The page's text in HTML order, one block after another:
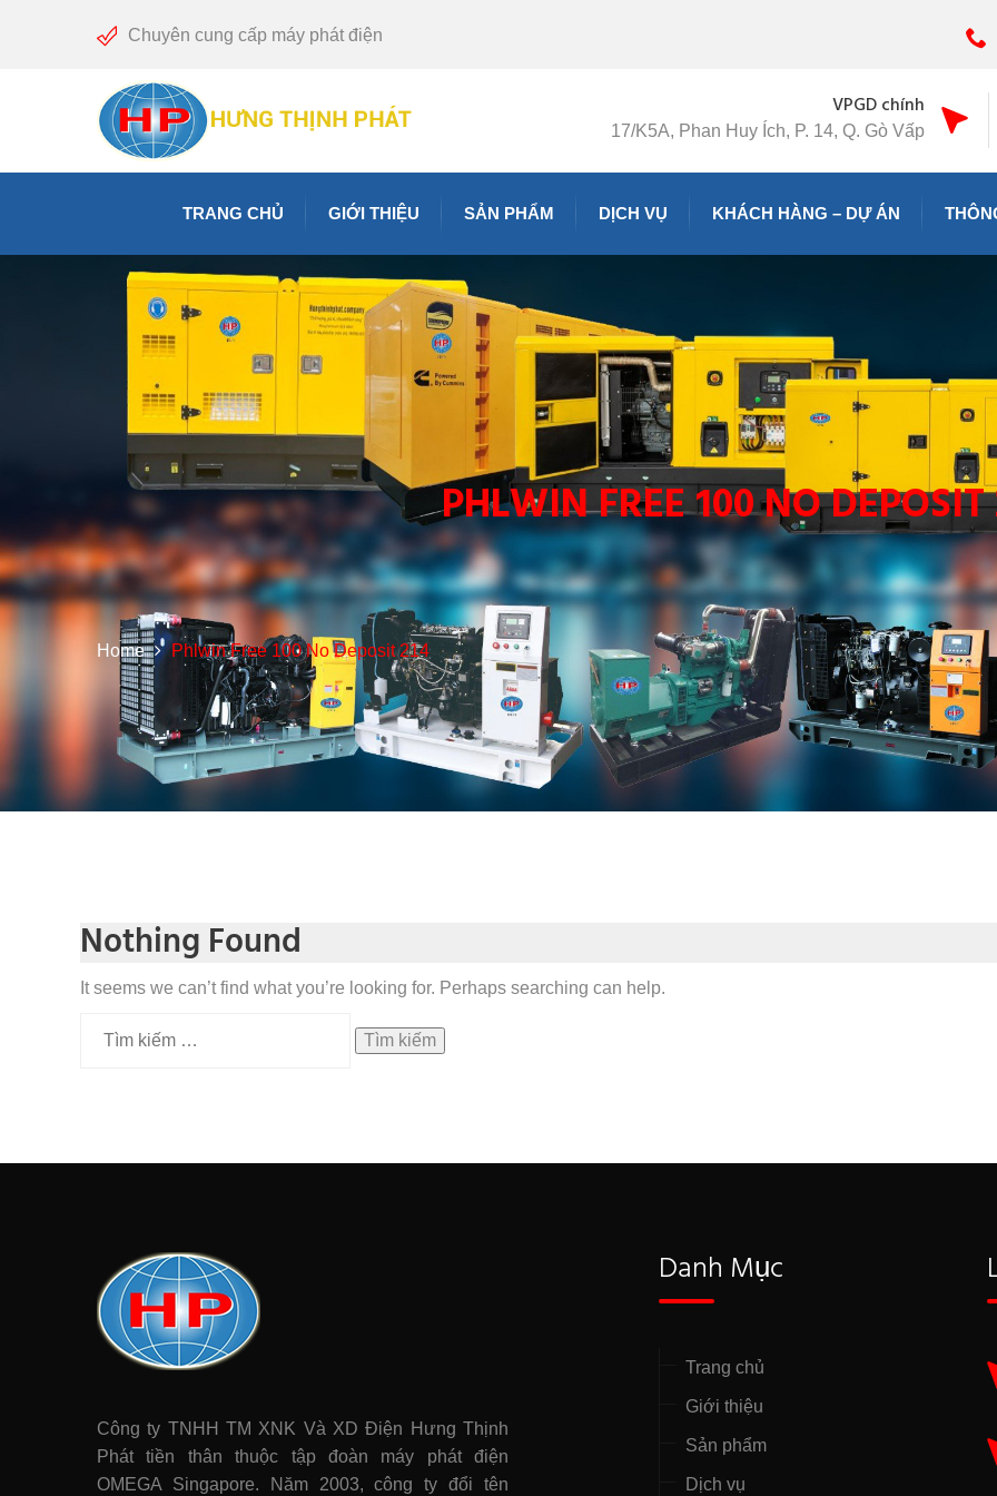
Chuyên cung cấp máy phát điện
VPGD chính
17/K5A, Phan Huy Ích, P. 14, Q. Gò Vấp
TRANG CHỦ GIỚI THIỆU SẢN PHẨM DỊCH VỤ KHÁCH HÀNG – DỰ ÁN
PHLWIN FREE 100 NO
Home Phlwin Free 100 No Deposit 214
Nothing Found
It seems we can’t find what you’re looking for. Perhaps searching can help.
Công ty TNHH TM XNK Và XD Điện Hưng Thịnh
Phát tiền thân thuộc tập đoàn máy phát điện
OMEGA Singapore. Năm 2003, công ty đổi tên
Danh Mục
Trang chủ
Giới thiệu
Sản phẩm
Dịch vụ